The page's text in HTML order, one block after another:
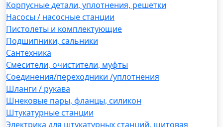
Корпусные детали, уплотнения, решетки
Насосы / насосные станции
Пистолеты и комплектующие
Подшипники, сальники
Сантехника
Смесители, очистители, муфты
Соединения/переходники /уплотнения
Шланги / рукава
Шнековые пары, фланцы, силикон
Штукатурные станции
Электрика для штукатурных станций, щитовая